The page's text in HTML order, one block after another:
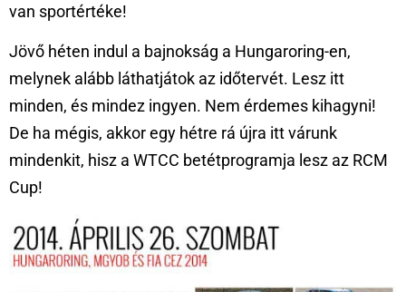
van sportértéke!
Jövő héten indul a bajnokság a Hungaroring-en,
melynek alább láthatjátok az időtervét. Lesz itt
minden, és mindez ingyen. Nem érdemes kihagyni!
De ha mégis, akkor egy hétre rá újra itt várunk
mindenkit, hisz a WTCC betétprogramja lesz az RCM
Cup!